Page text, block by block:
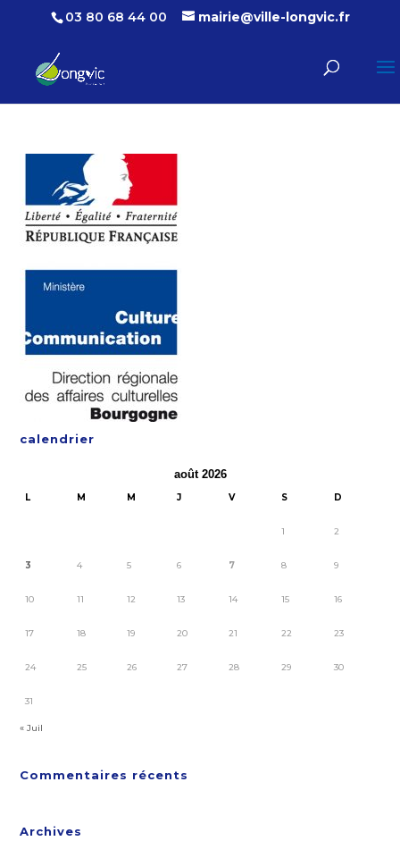
03 80 68 44 00 mairie@ville-longvic.fr
calendrier
août 2026
L M M J V S D
1 2
3 4 5 6 7 8 9
10 11 12 13 14 15 16
17 18 19 20 21 22 23
24 25 26 27 28 29 30
31
« Juil
Commentaires récents
Archives